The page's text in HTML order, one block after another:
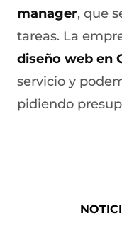
manager, que
tareas. La
diseño web en
servicio y
pidiendo